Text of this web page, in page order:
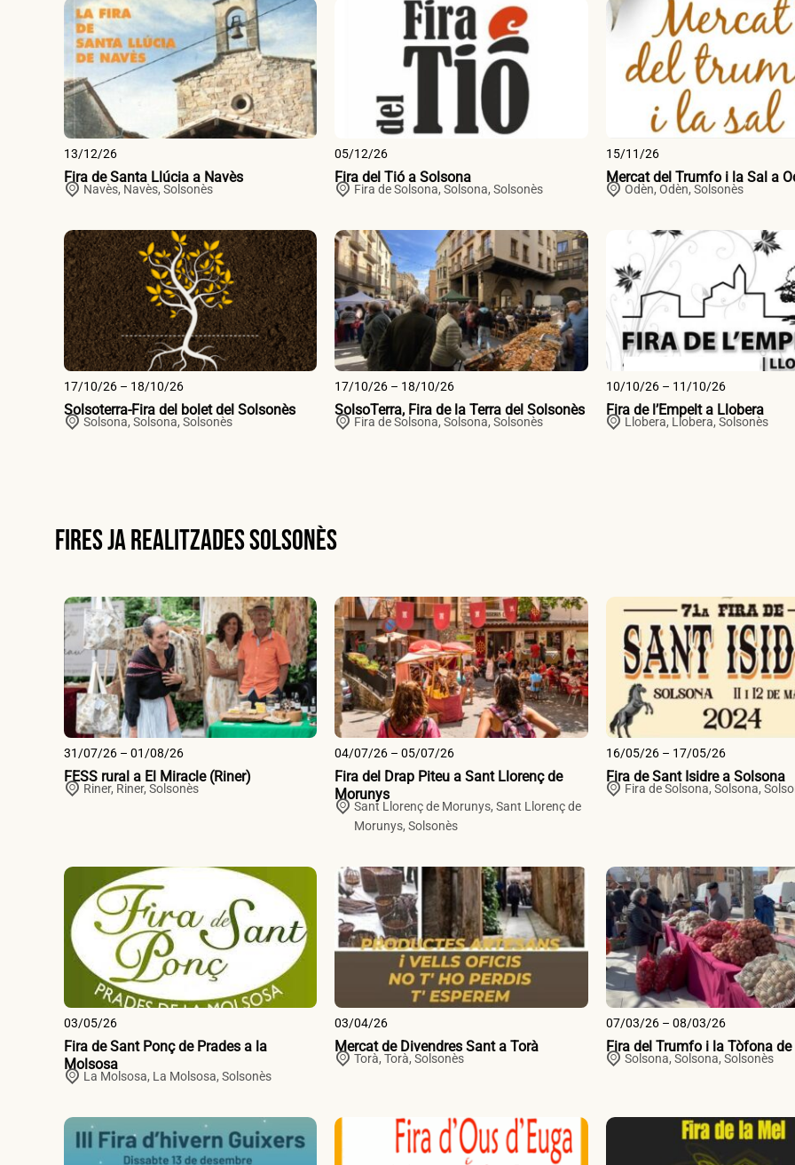
13/12/26
Fira de Santa Llúcia a Navès
Navès, Navès, Solsonès
05/12/26
Fira del Tió a Solsona
Fira de Solsona, Solsona, Solsonès
15/11/26
Mercat del Trumfo i la Sal a
Odèn, Odèn, Solsonès
17/10/26 – 18/10/26
Solsoterra-Fira del bolet del Solsonès
Solsona, Solsona, Solsonès
17/10/26 – 18/10/26
SolsoTerra, Fira de la Terra del Solsonès
Fira de Solsona, Solsona, Solsonès
10/10/26 – 11/10/26
Fira de l’Empelt a Llobera
Llobera, Llobera, Solsonès
Fires ja realitzades Solsonès
31/07/26 – 01/08/26
FESS rural a El Miracle (Riner)
Riner, Riner, Solsonès
04/07/26 – 05/07/26
Fira del Drap Piteu a Sant Llorenç de
Morunys
Sant Llorenç de Morunys, Sant Llorenç de
Morunys, Solsonès
16/05/26 – 17/05/26
Fira de Sant Isidre a Solsona
Fira de Solsona, Solsona,
03/05/26
Fira de Sant Ponç de Prades a la
Molsosa
La Molsosa, La Molsosa, Solsonès
03/04/26
Mercat de Divendres Sant a Torà
Torà, Torà, Solsonès
07/03/26 – 08/03/26
Fira del Trumfo i la Tòfona
Solsona, Solsona, Solsonès